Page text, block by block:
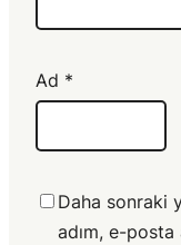
Ad *
Daha sonraki
adım, e-